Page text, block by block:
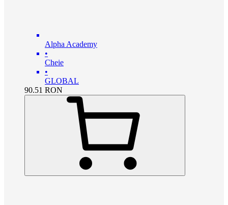
Alpha Academy
•
Cheie
•
GLOBAL
90.51 RON